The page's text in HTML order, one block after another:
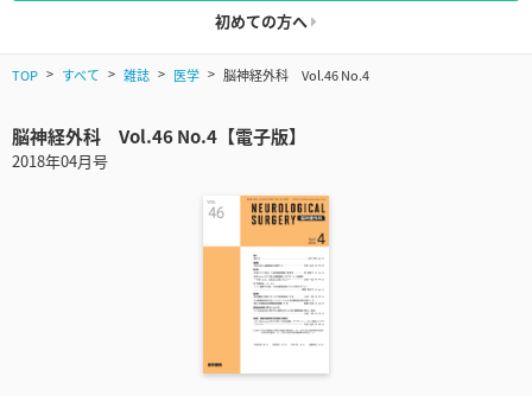
初めての方へ
TOP すべて 雑誌 医学 脳神経外科 Vol.46 No.4
脳神経外科 Vol.46 No.4【電子版】
2018年04月号